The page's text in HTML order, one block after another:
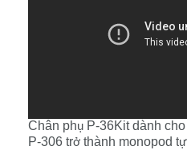
Chân phụ P-36Kit dành
P-306 trở thành monopod tự